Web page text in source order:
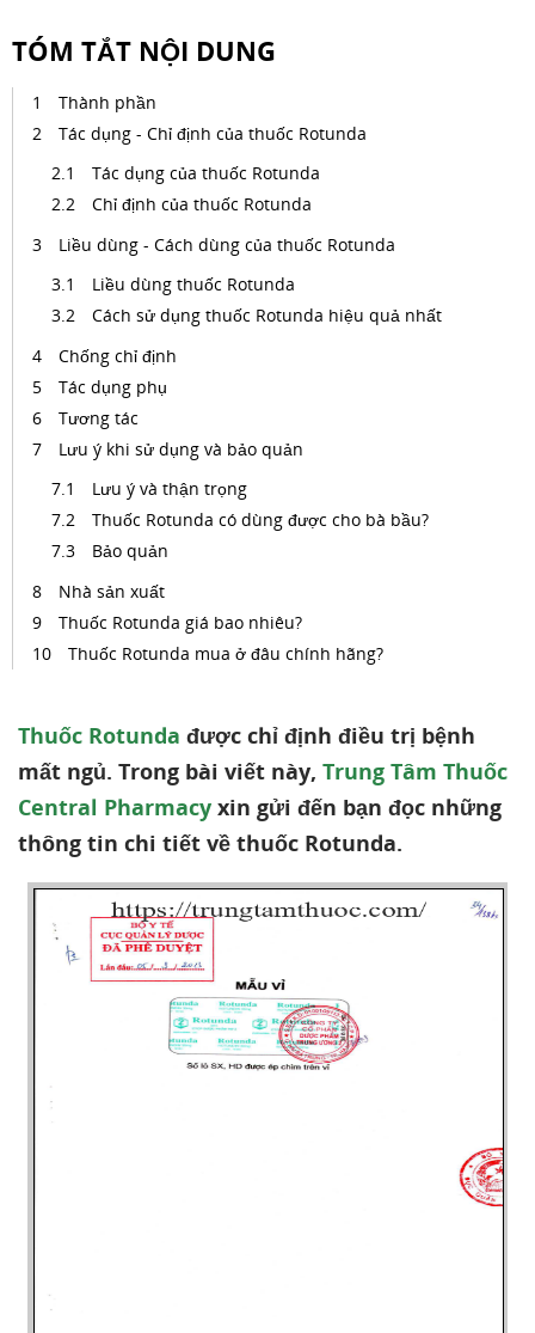
TÓM TẮT NỘI DUNG
Thành phần
Tác dụng - Chỉ định của thuốc Rotunda
Tác dụng của thuốc Rotunda
Chỉ định của thuốc Rotunda
Liều dùng - Cách dùng của thuốc Rotunda
Liều dùng thuốc Rotunda
Cách sử dụng thuốc Rotunda hiệu quả nhất
Chống chỉ định
Tác dụng phụ
Tương tác
Lưu ý khi sử dụng và bảo quản
Lưu ý và thận trọng
Thuốc Rotunda có dùng được cho bà bầu?
Bảo quản
Nhà sản xuất
Thuốc Rotunda giá bao nhiêu?
Thuốc Rotunda mua ở đâu chính hãng?
Thuốc Rotunda được chỉ định điều trị bệnh
mất ngủ. Trong bài viết này, Trung Tâm Thuốc
Central Pharmacy xin gửi đến bạn đọc những
thông tin chi tiết về thuốc Rotunda.